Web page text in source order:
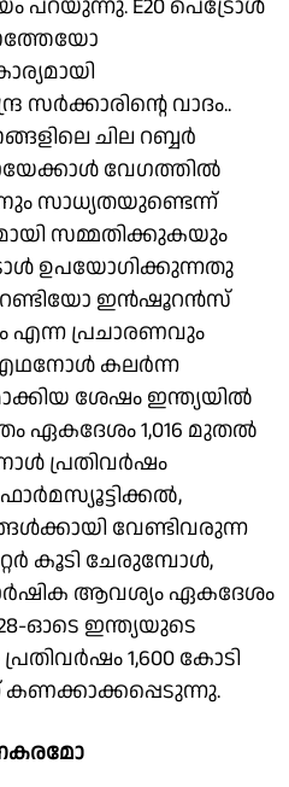
പറയുന്നു. E20 പെട്രോൾ
സർക്കാരിന്റെ വാദം..
ചില റബ്ബർ
വേഗത്തിൽ
സാധ്യതയുണ്ടെന്ന്
സമ്മതിക്കുകയും
ഉപയോഗിക്കുന്നതു
ഇൻഷൂറൻസ്
എന്ന പ്രചാരണവും
എഥനോൾ കലർന്ന
ശേഷം ഇന്ത്യയിൽ
ഏകദേശം 1,016 മുതൽ
പ്രതിവർഷം
വേണ്ടിവരുന്ന
കൂടി ചേരുമ്പോൾ,
ആവശ്യം ഏകദേശം
ഓടെ ഇന്ത്യയുടെ
1,600 കോടി
കണക്കാക്കപ്പെടുന്നു.